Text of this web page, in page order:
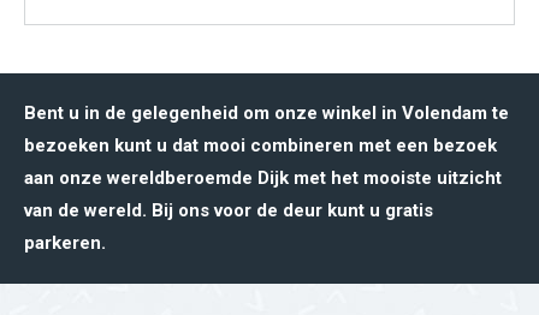
Bent u in de gelegenheid om onze winkel in Volendam te
bezoeken kunt u dat mooi combineren met een bezoek
aan onze wereldberoemde Dijk met het mooiste uitzicht
van de wereld. Bij ons voor de deur kunt u gratis
parkeren.